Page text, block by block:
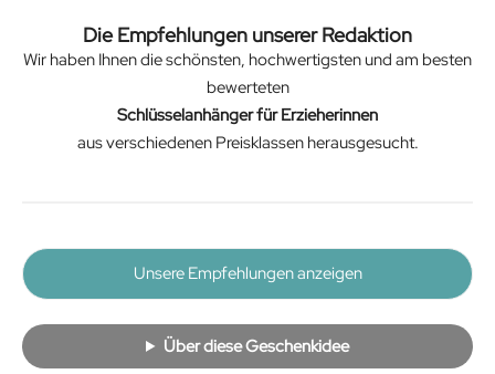
Die Empfehlungen unserer Redaktion
Wir haben Ihnen die schönsten, hochwertigsten und am besten
bewerteten
Schlüsselanhänger für Erzieherinnen
aus verschiedenen Preisklassen herausgesucht.
Unsere Empfehlungen anzeigen
Über diese Geschenkidee